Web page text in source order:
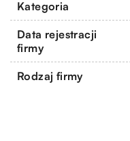
Kategoria
Data rejestracji
firmy
Rodzaj firmy